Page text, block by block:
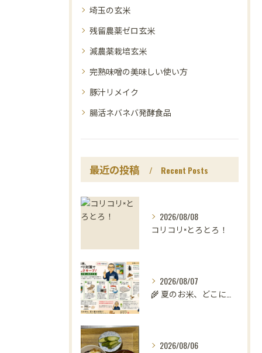
埼玉の玄米
残留農薬ゼロ玄米
減農薬栽培玄米
完熟味噌の美味しい使い方
豚汁リメイク
腸活ネバネバ発酵食品
最近の投稿 Recent Posts
2026/08/08
コリコリ×とろとろ！
2026/08/07
2026/08/06